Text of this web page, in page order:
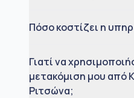
Πόσο κοστίζει η
Γιατί να
μετακόμιση μου από
Ριτσώνα;